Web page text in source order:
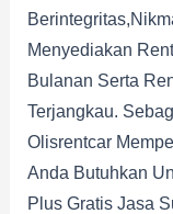
Menyediakan
Bulanan Serta
Terjangkau.
Olisrentcar
Anda Butuhkan
Plus Gratis Jasa